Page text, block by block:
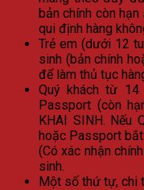
bản chính còn
qui định hàng
Trẻ em (dưới 12
sinh (bản chính
để làm thủ tục
Quý khách từ
Passport (còn
KHAI SINH. Nếu
hoặc Passport bắt
(Có xác nhận
sinh.
Một số thứ tự, chi